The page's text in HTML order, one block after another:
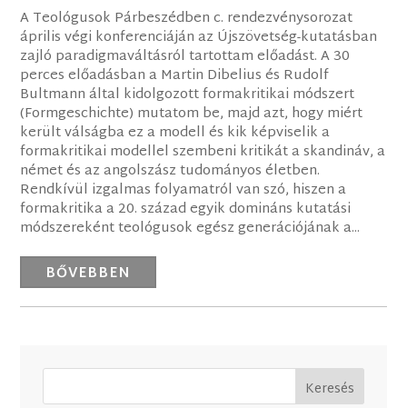
A Teológusok Párbeszédben c. rendezvénysorozat
április végi konferenciáján az Újszövetség-kutatásban
zajló paradigmaváltásról tartottam előadást. A 30
perces előadásban a Martin Dibelius és Rudolf
Bultmann által kidolgozott formakritikai módszert
(Formgeschichte) mutatom be, majd azt, hogy miért
került válságba ez a modell és kik képviselik a
formakritikai modellel szembeni kritikát a skandináv, a
német és az angolszász tudományos életben.
Rendkívül izgalmas folyamatról van szó, hiszen a
formakritika a 20. század egyik domináns kutatási
módszereként teológusok egész generációjának a...
BŐVEBBEN